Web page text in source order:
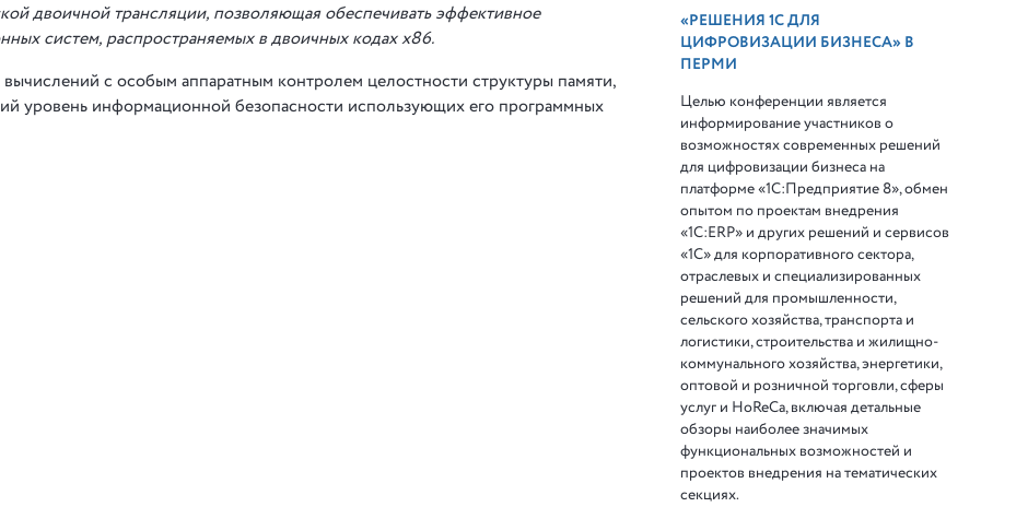
двоичной трансляции, позволяющая обеспечивать эффективное
систем, распространяемых в двоичных кодах x86.
с особым аппаратным контролем целостности структуры памяти,
уровень информационной безопасности использующих его программных
«РЕШЕНИЯ 1С ДЛЯ
ЦИФРОВИЗАЦИИ БИЗНЕСА» В
ПЕРМИ
Целью конференции является
информирование участников о
возможностях современных решений
для цифровизации бизнеса на
платформе «1С:Предприятие 8», обмен
опытом по проектам внедрения
«1С:ERP» и других решений и сервисов
«1С» для корпоративного сектора,
отраслевых и специализированных
решений для промышленности,
сельского хозяйства, транспорта и
логистики, строительства и жилищно-
коммунального хозяйства, энергетики,
оптовой и розничной торговли, сферы
услуг и HoReCa, включая детальные
обзоры наиболее значимых
функциональных возможностей и
проектов внедрения на тематических
секциях.